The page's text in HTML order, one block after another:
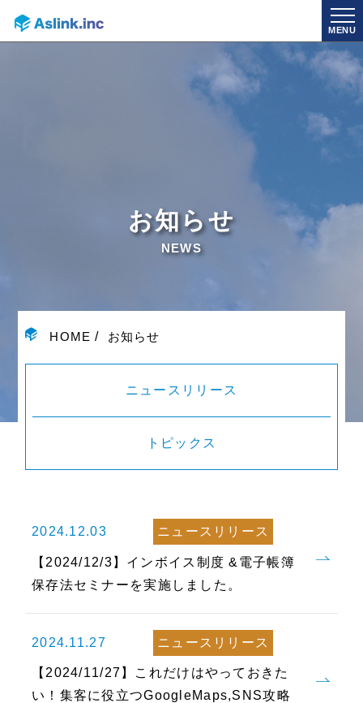
MENU
お知らせ
NEWS
HOME お知らせ
ニュースリリース
トピックス
2024.12.03 ニュースリリース
【2024/12/3】インボイス制度 &電子帳簿
保存法セミナーを実施しました。
2024.11.27 ニュースリリース
【2024/11/27】これだけはやっておきた
い！集客に役立つGoogleMaps,SNS攻略